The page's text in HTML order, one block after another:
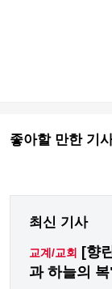
좋아할 만한 기
최신 기사
교계/교회 [향
과 하늘의